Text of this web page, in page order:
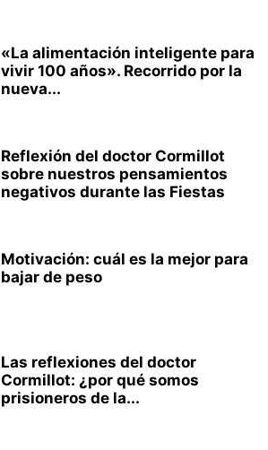
«La alimentación inteligente para
vivir 100 años». Recorrido por la
nueva...
Reflexión del doctor Cormillot
sobre nuestros pensamientos
negativos durante las Fiestas
Motivación: cuál es la mejor para
bajar de peso
Las reflexiones del doctor
Cormillot: ¿por qué somos
prisioneros de la...